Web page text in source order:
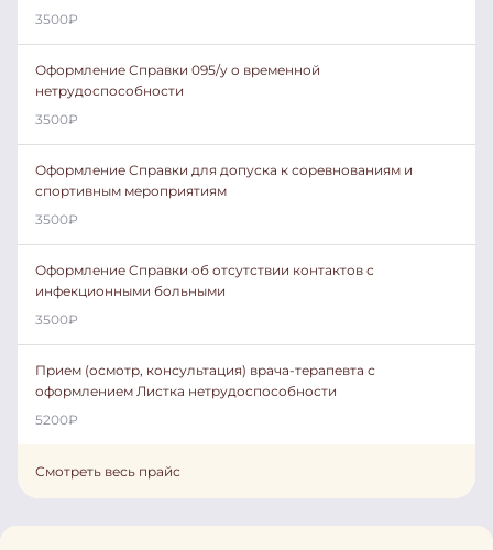
3500₽
Оформление Справки 095/у о временной
нетрудоспособности
3500₽
Оформление Справки для допуска к соревнованиям и
спортивным мероприятиям
3500₽
Оформление Справки об отсутствии контактов с
инфекционными больными
3500₽
Прием (осмотр, консультация) врача-терапевта с
оформлением Листка нетрудоспособности
5200₽
Смотреть весь прайс